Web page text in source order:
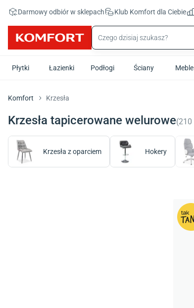
Darmowy odbiór w sklepach Klub Komfort dla Ciebie
Płytki Łazienki Podłogi Ściany Meble
Komfort Krzesła
Krzesła tapicerowane welurowe(210
Krzesła z oparciem Hokery